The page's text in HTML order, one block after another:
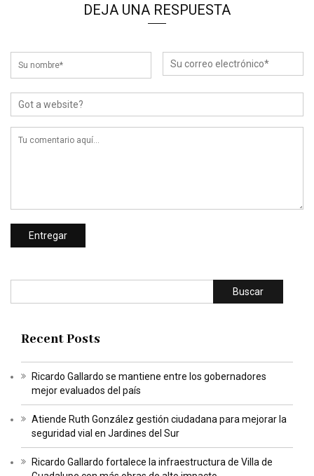
DEJA UNA RESPUESTA
Buscar
Recent Posts
Ricardo Gallardo se mantiene entre los gobernadores
mejor evaluados del país
Atiende Ruth González gestión ciudadana para mejorar la
seguridad vial en Jardines del Sur
Ricardo Gallardo fortalece la infraestructura de Villa de